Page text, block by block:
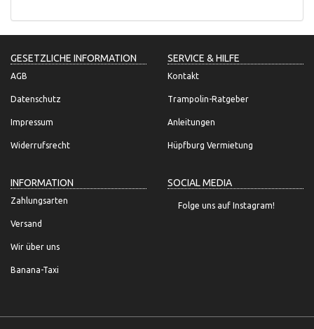
GESETZLICHE INFORMATION
AGB
Datenschutz
Impressum
Widerrufsrecht
SERVICE & HILFE
Kontakt
Trampolin-Ratgeber
Anleitungen
Hüpfburg Vermietung
INFORMATION
Zahlungsarten
Versand
Wir über uns
Banana-Taxi
SOCIAL MEDIA
Folge uns auf Instagram!